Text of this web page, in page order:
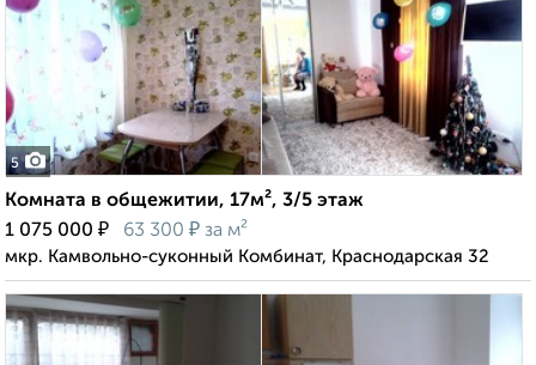
5
Комната в общежитии, 17м², 3/5 этаж
1 075 000 ₽ 63 300 ₽ за м²
мкр. Камвольно-суконный Комбинат, Краснодарская 32